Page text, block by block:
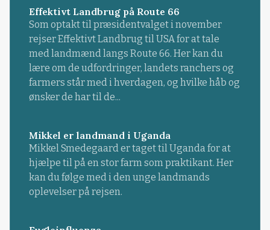
Effektivt Landbrug på Route 66
Som optakt til præsidentvalget i november
rejser Effektivt Landbrug til USA for at tale
med landmænd langs Route 66. Her kan du
lære om de udfordringer, landets ranchers og
farmers står med i hverdagen, og hvilke håb og
ønsker de har til de...
Mikkel er landmand i Uganda
Mikkel Smedegaard er taget til Uganda for at
hjælpe til på en stor farm som praktikant. Her
kan du følge med i den unge landmands
oplevelser på rejsen.